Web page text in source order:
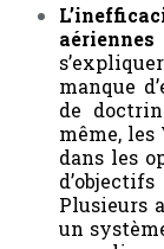
aériennes
manque
de
même, les
dans les
Plusieurs
un